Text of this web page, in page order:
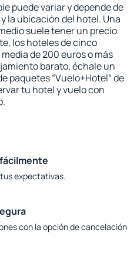
puede variar y depende de
la ubicación del hotel. Una
suele tener un precio
los hoteles de cinco
de 200 euros o más
barato, échale un
paquetes “Vuelo+Hotel“ de
tu hotel y vuelo con
expectativas.
con la opción de cancelación